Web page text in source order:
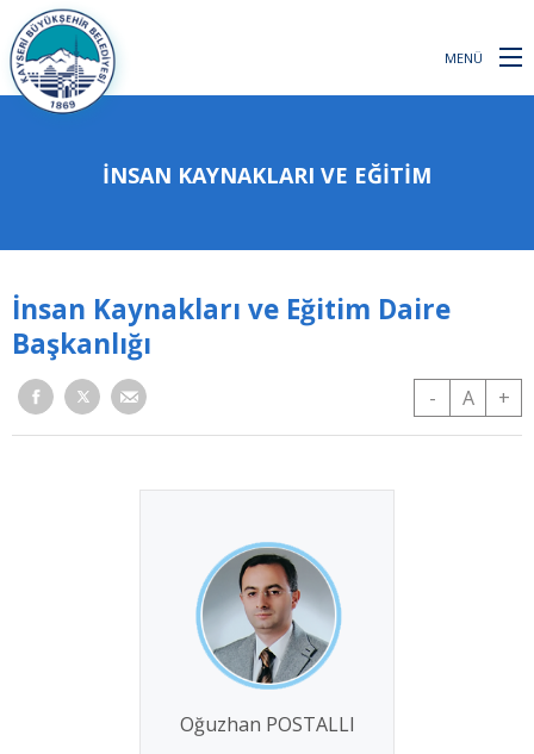
MENÜ
İNSAN KAYNAKLARI VE EĞITIM
İnsan Kaynakları ve Eğitim Daire
Başkanlığı
- A +
Oğuzhan POSTALLI